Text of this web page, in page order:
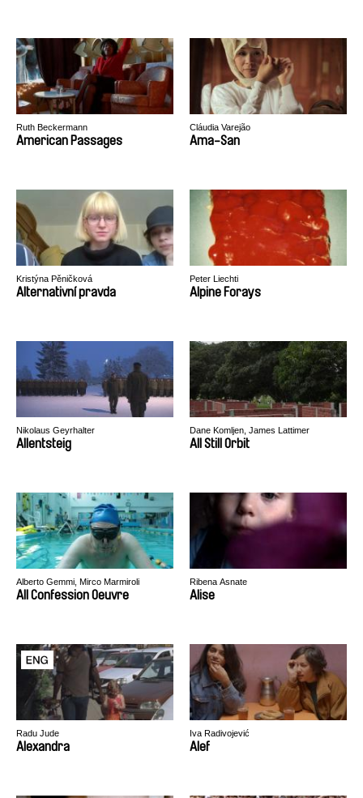
Ruth Beckermann
American Passages
Cláudia Varejão
Ama-San
Kristýna Pěničková
Alternativní pravda
Peter Liechti
Alpine Forays
Nikolaus Geyrhalter
Allentsteig
Dane Komljen, James Lattimer
All Still Orbit
Alberto Gemmi, Mirco Marmiroli
All Confession Oeuvre
Ribena Asnate
Alise
Radu Jude
Alexandra
Iva Radivojević
Alef